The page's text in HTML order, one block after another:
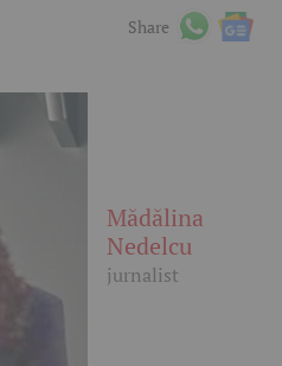
Share
Mădălina
Nedelcu
jurnalist